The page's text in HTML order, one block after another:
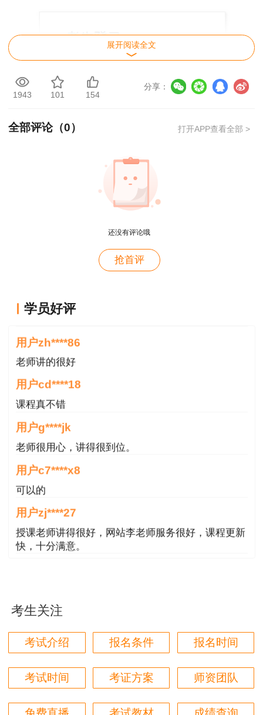
1.为保证报名顺畅，推荐使用360(极速模
浏览器。
2.注册前请先进入中国人事考试网下载照片处
理工具，对照片进行审核，未经审核或审核未通过
的无法正常完成照片上传和后续相关操作。
3.已经注册并成功上传照片的用户无需更换照
4.进入中国人事考试网完成准考证打印、成绩
温馨提示：
多，可能会造成网络拥堵、报名入口无法进入等情
相关推荐：
赢取好礼！
一级建造师高分学员备考经验分享汇总
2020一级建造师《工程经济》公式汇总
展开阅读全文
1943 101 154
分享：
全部评论（0） 打开APP查看全部 >
还没有评论哦
抢首评
学员好评
用户zh****86
老师讲的很好
用户cd****18
课程真不错
用户g****jk
老师很用心，讲得很到位。
用户c7****x8
可以的
用户zj****27
授课老师讲得很好，网站李老师服务很好，课程更新
快，十分满意。
用户m9****66
辛勤付出！
对本次课程购买的老师的服务态度非常满意。希望我
果！
考生关注
考试介绍 报名条件 报名时间
考试时间 考证方案 师资团队